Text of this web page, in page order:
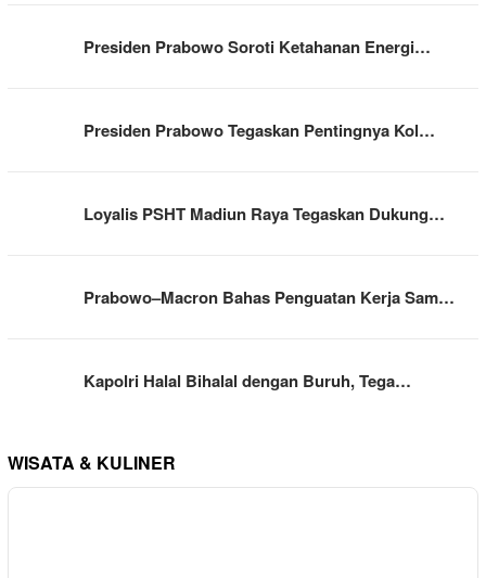
Presiden Prabowo Soroti Ketahanan Energi…
Presiden Prabowo Tegaskan Pentingnya Kol…
Loyalis PSHT Madiun Raya Tegaskan Dukung…
Prabowo–Macron Bahas Penguatan Kerja Sam…
Kapolri Halal Bihalal dengan Buruh, Tega…
WISATA & KULINER